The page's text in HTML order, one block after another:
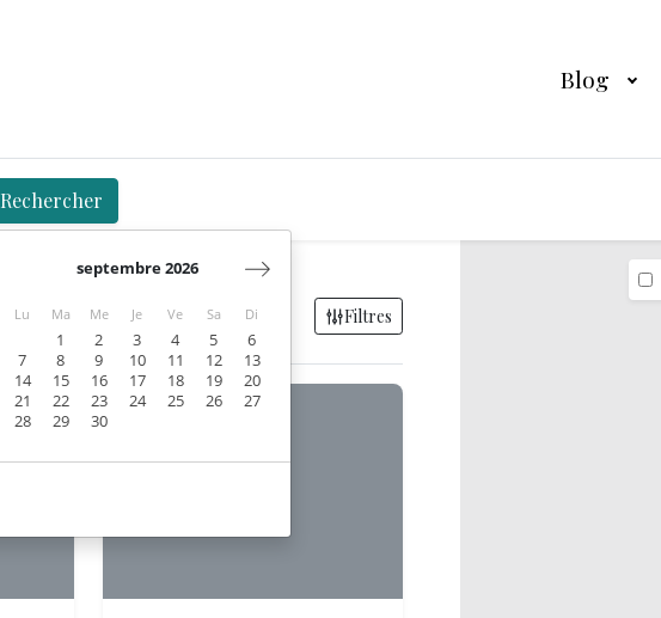
Blog
septembre 2026
Lu Ma Me Je Ve Sa Di
1 2 3 4 5
6
7
8 9 10 11 12
13
14
15 16 17 18 19
20
21
22 23 24 25 26
27
28
29 30
Rechercher
Filtres